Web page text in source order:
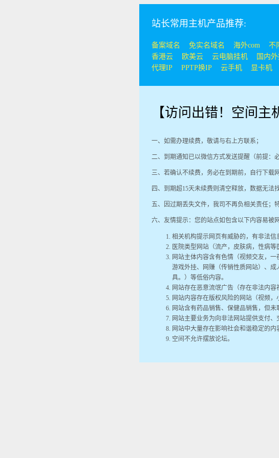
站长常用主机产品推荐:
备案域名 免实名域名 海外com 不
香港云
欧美云 云电脑挂机 国内
代理IP
PPTP换IP 云手机 显卡机
【访问出错！空间
一、如需办理续费，敬请与右上方联系；
二、到期通知已以微信方式发送提醒（前提：
三、若确认不续费，务必在到期前，自行下载
四、到期超15天未续费则清空释放，数据无法
五、因过期丢失文件，我司不再负相关责任；
六、友情提示：您的站点如包含以下内容易被
相关机构提示网页有威胁的，有非法信
医院类型网站（流产，皮肤病，性病等
网站主体内容含有色情（视频交友，
游戏外挂、网赚（传销性质网站）、
具。）等低俗内容。
网站存在恶意流氓广告（存在非法内容
网站内容存在版权风险的网站（视频，
网站含有药品销售、保健品销售，但未
网站主要业务为向非法网站提供支付
网站中大量存在影响社会和谐稳定的
空间不允许摆放论坛。